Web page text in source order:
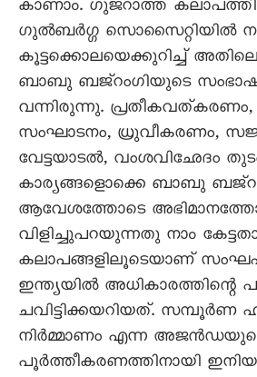
കാണാം. ഗുജറാത്ത്
ഗുൽബർഗ്ഗ സൊസൈറ്റിയിൽ
കൂട്ടക്കൊലയെക്കുറിച്ച്
ബാബു ബജ്റംഗിയുടെ
വന്നിരുന്നു. പ്രതീകവത്കരണം,
സംഘാടനം, ധ്രുവീകരണം,
വേട്ടയാടൽ, വംശവിഛേദം
കാര്യങ്ങളൊക്കെ ബാബു
ആവേശത്തോടെ
വിളിച്ചുപറയുന്നതു നാം
കലാപങ്ങളിലൂടെയാണ്
ഇന്ത്യയിൽ
ചവിട്ടിക്കയറിയത്. സമ്പൂർണ
നിർമ്മാണം എന്ന
പൂർത്തീകരണത്തിനായി